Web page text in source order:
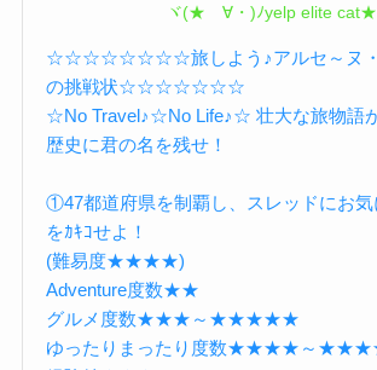
ヾ(★ゝ∀・)ﾉyelp elite cat★
☆☆☆☆☆☆☆☆旅しよう♪アルセ～ヌ・
の挑戦状☆☆☆☆☆☆☆
☆No Travel♪☆No Life♪☆ 壮大な旅物語
歴史に君の名を残せ！
①47都道府県を制覇し、スレッドにお
をｶｷｺせよ！
(難易度★★★★)
Adventure度数★★
グルメ度数★★★～★★★★★
ゆったりまったり度数★★★★～